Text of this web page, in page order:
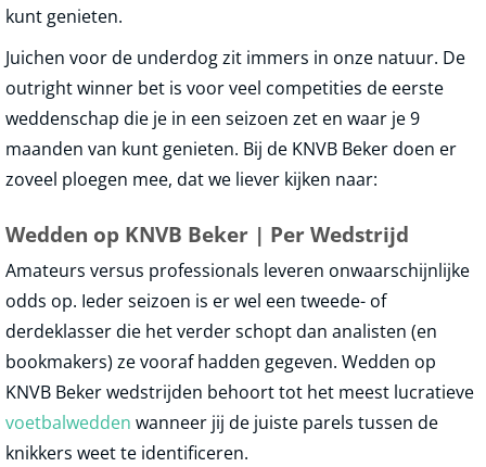
kunt genieten.
Juichen voor de underdog zit immers in onze natuur. De
outright winner bet is voor veel competities de eerste
weddenschap die je in een seizoen zet en waar je 9
maanden van kunt genieten. Bij de KNVB Beker doen er
zoveel ploegen mee, dat we liever kijken naar:
Wedden op KNVB Beker | Per Wedstrijd
Amateurs versus professionals leveren onwaarschijnlijke
odds op. Ieder seizoen is er wel een tweede- of
derdeklasser die het verder schopt dan analisten (en
bookmakers) ze vooraf hadden gegeven. Wedden op
KNVB Beker wedstrijden behoort tot het meest lucratieve
voetbalwedden wanneer jij de juiste parels tussen de
knikkers weet te identificeren.